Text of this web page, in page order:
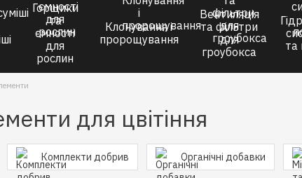
Горщики
та
ємності
для
рослин
Клонування і
пророщування
Вентиляція
та фільтри
для
гроубокса
та
для цвітіння
Комплекти добрив Органічні добавки